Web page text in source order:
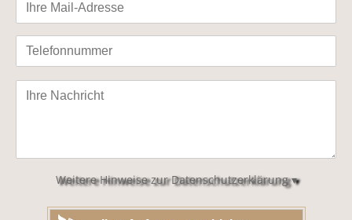
Bitte
lasse
leer.Weitere Hinweise zur Datenschutzerklärung ▾